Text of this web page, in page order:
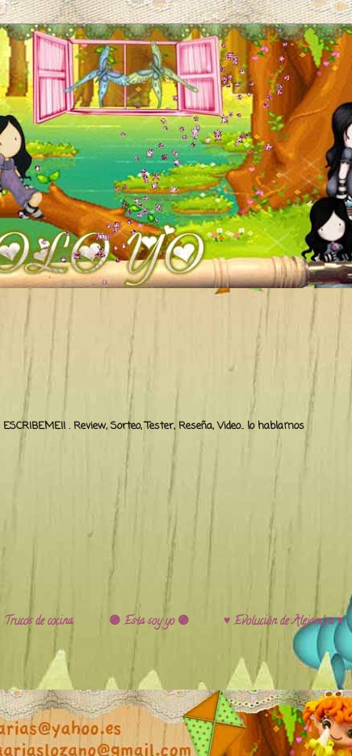
. Review, Sorteo, Tester, Reseña, Video.. lo hablamos
Trucos de cocina. 🟣 Esta soy yo 🟣
♥️ Evolución de Alejandra ♥️